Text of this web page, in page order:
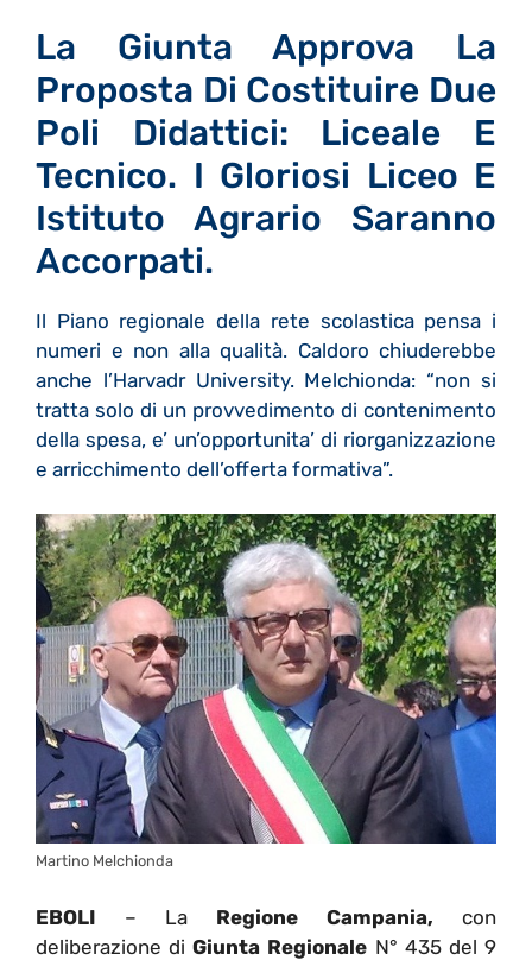
La Giunta Approva La
Proposta Di Costituire Due
Poli Didattici: Liceale E
Tecnico. I Gloriosi Liceo E
Istituto Agrario Saranno
Accorpati.
Il Piano regionale della rete scolastica pensa i
numeri e non alla qualità. Caldoro chiuderebbe
anche l’Harvadr University. Melchionda: “non si
tratta solo di un provvedimento di contenimento
della spesa, e’ un’opportunita’ di riorganizzazione
e arricchimento dell’offerta formativa”.
Martino Melchionda
EBOLI – La Regione Campania, con
deliberazione diGiunta Regionale N° 435 del 9